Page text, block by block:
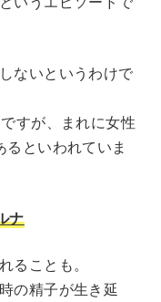
ないというわけで
すが、まれに女性
といわれていま
ナ
ることも。
の精子が生き延